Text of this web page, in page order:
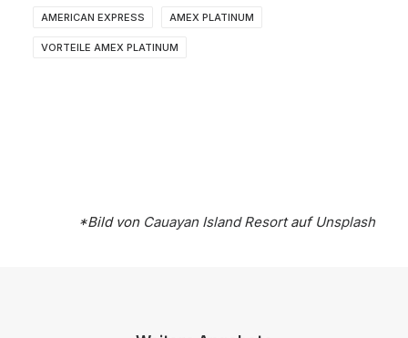
AMERICAN EXPRESS AMEX PLATINUM
VORTEILE AMEX PLATINUM
*Bild von Cauayan Island Resortauf Unsplash